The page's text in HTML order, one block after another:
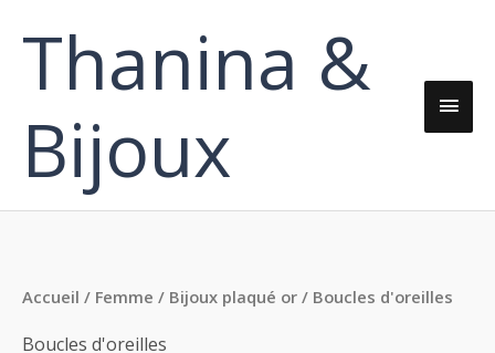
Thanina &
Bijoux
Accueil / Femme / Bijoux plaqué or / Boucles d'oreilles
Boucles d'oreilles